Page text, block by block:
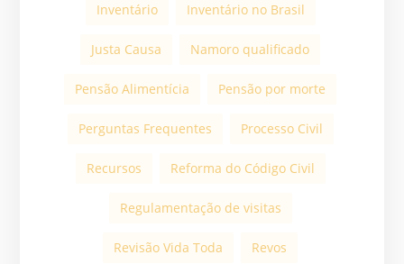
Inventário Inventário no Brasil
Justa Causa Namoro qualificado
Pensão Alimentícia Pensão por morte
Perguntas Frequentes Processo Civil
Recursos Reforma do Código Civil
Regulamentação de visitas
Revisão Vida Toda Revos